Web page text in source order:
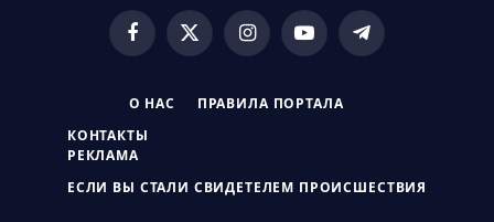
Facebook
X
InstagramYouTubeTelegram
О НАС ПРАВИЛА ПОРТАЛА
КОНТАКТЫ
РЕКЛАМА
ЕСЛИ ВЫ СТАЛИ СВИДЕТЕЛЕМ ПРОИСШЕСТВИЯ